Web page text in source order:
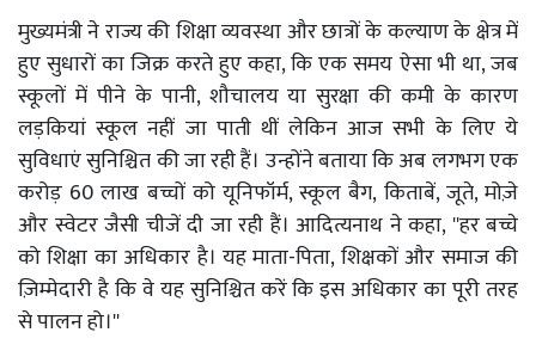
मुख्यमंत्री ने राज्य की शिक्षा व्यवस्था और छात्रों के कल्याण के क्षेत्र में
हुए सुधारों का जिक्र करते हुए कहा, कि एक समय ऐसा भी था, जब
स्कूलों में पीने के पानी, शौचालय या सुरक्षा की कमी के कारण
लड़कियां स्कूल नहीं जा पाती थीं लेकिन आज सभी के लिए ये
सुविधाएं सुनिश्चित की जा रही हैं। उन्होंने बताया कि अब लगभग एक
करोड़ 60 लाख बच्चों को यूनिफॉर्म, स्कूल बैग, किताबें, जूते, मोज़े
और स्वेटर जैसी चीजें दी जा रही हैं। आदित्यनाथ ने कहा, ''हर बच्चे
को शिक्षा का अधिकार है। यह माता-पिता, शिक्षकों और समाज की
ज़िम्मेदारी है कि वे यह सुनिश्चित करें कि इस अधिकार का पूरी तरह
से पालन हो।''